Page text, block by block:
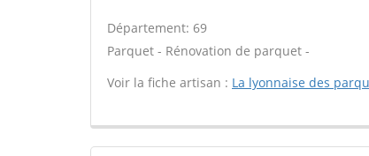
Département: 69
Parquet - Rénovation de parquet -
Voir la fiche artisan : La lyonnaise des